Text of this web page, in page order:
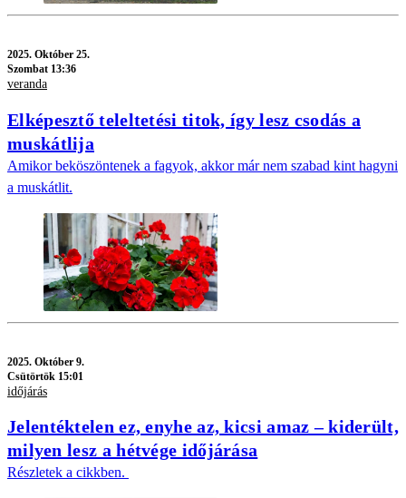
2025. Október 25.
Szombat 13:36
veranda
Elképesztő teleltetési titok, így lesz csodás a
muskátlija
Amikor beköszöntenek a fagyok, akkor már nem szabad kint hagyni
a muskátlit.
2025. Október 9.
Csütörtök 15:01
időjárás
Jelentéktelen ez, enyhe az, kicsi amaz – kiderült,
milyen lesz a hétvége időjárása
Részletek a cikkben.